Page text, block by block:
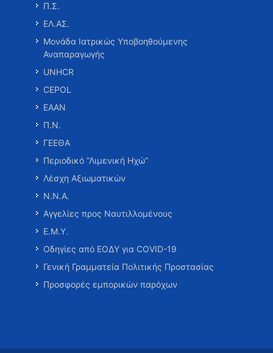
Π.Σ.
ΕΛ.ΑΣ.
Μονάδα Ιατρικώς Υποβοηθούμενης
Αναπαραγωγής
UNHCR
CEPOL
ΕΑΑΝ
Π.Ν.
ΓΕΕΘΑ
Περιοδικό “Λιμενική Ηχώ”
Λέσχη Αξιωματικών
Ν.Ν.Α.
Αγγελίες προς Ναυτιλλομένους
Ε.Μ.Υ.
Οδηγίες από ΕΟΔΥ για COVID-19
Γενική Γραμματεία Πολιτικής Προστασίας
Προσφορές εμπορικών παρόχων